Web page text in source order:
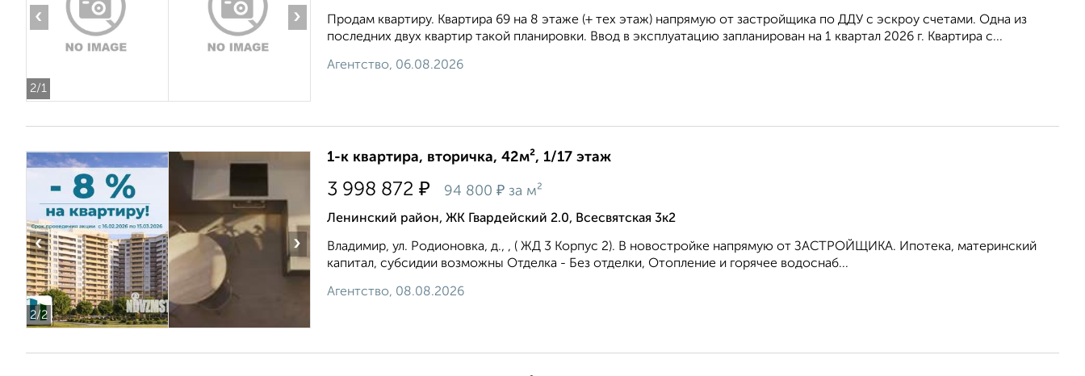
2/1
‹ ›
Продам квартиру. Квартира 69 на 8 этаже (+ тех этаж) напрямую от застройщика по ДДУ с эскроу счетами. Одна из
последних двух квартир такой планировки. Ввод в эксплуатацию запланирован на 1 квартал 2026 г. Квартира с...
Агентство, 06.08.2026
2/2
‹ ›
1-к квартира, вторичка, 42м², 1/17 этаж
3 998 872 ₽ 94 800 ₽ за м²
Ленинский район, ЖК Гвардейский 2.0, Всесвятская 3к2
Владимир, ул. Родионовка, д., , ( ЖД 3 Корпус 2). В новостройке напрямую от ЗАСТРОЙЩИКА. Ипотека, материнский
капитал, субсидии возможны Отделка - Без отделки, Отопление и горячее водоснаб...
Агентство, 08.08.2026